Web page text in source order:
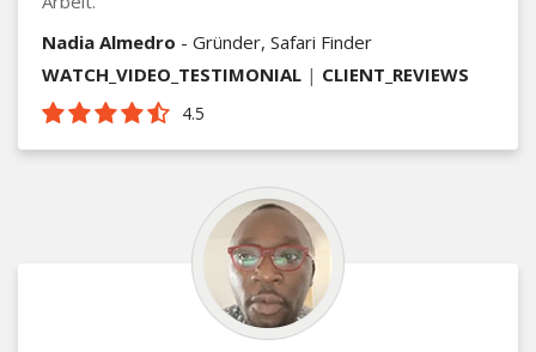
Nadia Almedro - Gründer, Safari Finder
WATCH_VIDEO_TESTIMONIAL | CLIENT_REVIEWS
4.5